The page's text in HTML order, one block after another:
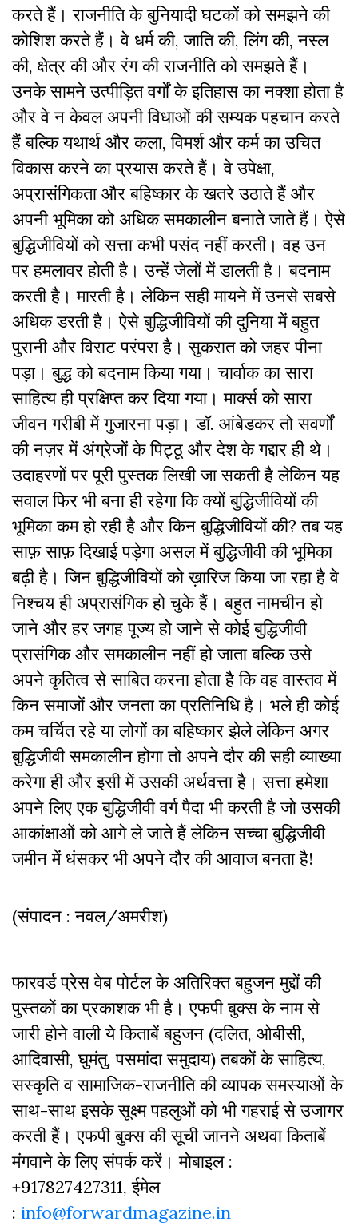
करते हैं। राजनीति के बुनियादी घटकों को समझने की
कोशिश करते हैं। वे धर्म की, जाति की, लिंग की, नस्ल
की, क्षेत्र की और रंग की राजनीति को समझते हैं।
उनके सामने उत्पीड़ित वर्गों के इतिहास का नक्शा होता है
और वे न केवल अपनी विधाओं की सम्यक पहचान करते
हैं बल्कि यथार्थ और कला, विमर्श और कर्म का उचित
विकास करने का प्रयास करते हैं। वे उपेक्षा,
अप्रासंगिकता और बहिष्कार के खतरे उठाते हैं और
अपनी भूमिका को अधिक समकालीन बनाते जाते हैं। ऐसे
बुद्धिजीवियों को सत्ता कभी पसंद नहीं करती। वह उन
पर हमलावर होती है। उन्हें जेलों में डालती है। बदनाम
करती है। मारती है। लेकिन सही मायने में उनसे सबसे
अधिक डरती है। ऐसे बुद्धिजीवियों की दुनिया में बहुत
पुरानी और विराट परंपरा है। सुकरात को जहर पीना
पड़ा। बुद्ध को बदनाम किया गया। चार्वाक का सारा
साहित्य ही प्रक्षिप्त कर दिया गया। मार्क्स को सारा
जीवन गरीबी में गुजारना पड़ा। डॉ. आंबेडकर तो सवर्णों
की नज़र में अंग्रेजों के पिट्ठू और देश के गद्दार ही थे।
उदाहरणों पर पूरी पुस्तक लिखी जा सकती है लेकिन यह
सवाल फिर भी बना ही रहेगा कि क्यों बुद्धिजीवियों की
भूमिका कम हो रही है और किन बुद्धिजीवियों की? तब यह
साफ़ साफ़ दिखाई पड़ेगा असल में बुद्धिजीवी की भूमिका
बढ़ी है। जिन बुद्धिजीवियों को ख़ारिज किया जा रहा है वे
निश्चय ही अप्रासंगिक हो चुके हैं। बहुत नामचीन हो
जाने और हर जगह पूज्य हो जाने से कोई बुद्धिजीवी
प्रासंगिक और समकालीन नहीं हो जाता बल्कि उसे
अपने कृतित्व से साबित करना होता है कि वह वास्तव में
किन समाजों और जनता का प्रतिनिधि है। भले ही कोई
कम चर्चित रहे या लोगों का बहिष्कार झेले लेकिन अगर
बुद्धिजीवी समकालीन होगा तो अपने दौर की सही व्याख्या
करेगा ही और इसी में उसकी अर्थवत्ता है। सत्ता हमेशा
अपने लिए एक बुद्धिजीवी वर्ग पैदा भी करती है जो उसकी
आकांक्षाओं को आगे ले जाते हैं लेकिन सच्चा बुद्धिजीवी
जमीन में धंसकर भी अपने दौर की आवाज बनता है!
(संपादन : नवल/अमरीश)
फारवर्ड प्रेस वेब पोर्टल के अतिरिक्‍त बहुजन मुद्दों की
पुस्‍तकों का प्रकाशक भी है। एफपी बुक्‍स के नाम से
जारी होने वाली ये किताबें बहुजन (दलित, ओबीसी,
आदिवासी, घुमंतु, पसमांदा समुदाय) तबकों के साहित्‍य,
सस्‍क‍ृति व सामाजिक-राजनीति की व्‍यापक समस्‍याओं के
साथ-साथ इसके सूक्ष्म पहलुओं को भी गहराई से उजागर
करती हैं। एफपी बुक्‍स की सूची जानने अथवा किताबें
मंगवाने के लिए संपर्क करें। मोबाइल :
+917827427311, ईमेल
: info@forwardmagazine.in